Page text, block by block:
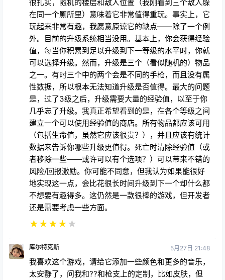
很扎实，随机的楼层和敌人位置（我刚看到三个敌人躲
在同一个厕所里）意味着它非常值得重玩。事实上，它
玩起来非常有趣，我愿意原谅它的缺点——除了一个例
外。目前的升级系统相当没用。基本上，你会获得经验
值，每当你积累到足以升级到下一等级的水平时，你就
可以选择升级。然而，升级是三个（看似随机的）物品
之一。有时三个中的两个会是不同的手枪，而且没有属
性数据，所以根本无法知道升级是否值得。最大的问题
是，过了3级之后，升级需要大量的经验值，以至于你
几乎忘了升级。我真正希望看到的是，在各个等级之间
建立一个可以使用经验值的商店。所有物品都应该可用
（包括生命值，虽然它应该很贵？），并且应该有统计
数据来告诉你哪些升级更值得。死亡时清除经验值（或
者移除一些——或许可以有个选项？）可以带来不错的
风险/回报激励。你可能不同意，但我认为如果能很好
地实现这一点，会比花很长时间升级到下一个却什么都
不想要有趣得多。这仍然是一款很棒的游戏，但开发者
还是需要考虑一些方面。
★★★★★
库尔特克斯 5月27日 21:48
我喜欢这个游戏，请给它添加一些颜色和更多的音乐，
太安静了，问我和??和枪支上的定制，比如皮肤，但